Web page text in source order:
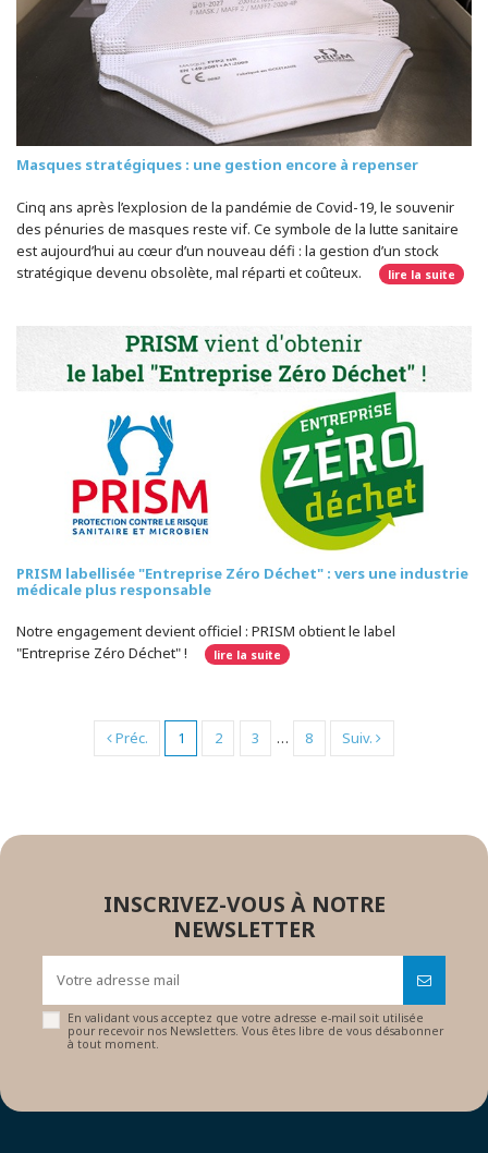
Masques stratégiques : une gestion encore à repenser
Cinq ans après l’explosion de la pandémie de Covid-19, le souvenir
des pénuries de masques reste vif. Ce symbole de la lutte sanitaire
est aujourd’hui au cœur d’un nouveau défi : la gestion d’un stock
stratégique devenu obsolète, mal réparti et coûteux.
lire la suite
PRISM labellisée "Entreprise Zéro Déchet" : vers une industrie
médicale plus responsable
Notre engagement devient officiel : PRISM obtient le label
"Entreprise Zéro Déchet" !
lire la suite
Préc. 1 2 3 … 8 Suiv.
INSCRIVEZ-VOUS À NOTRE
NEWSLETTER
En validant vous acceptez que votre adresse e-mail soit utilisée
pour recevoir nos Newsletters. Vous êtes libre de vous désabonner
à tout moment.